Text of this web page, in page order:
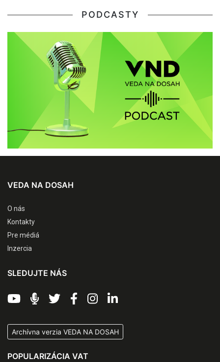
PODCASTY
VEDA NA DOSAH
O nás
Kontakty
Pre médiá
Inzercia
SLEDUJTE NÁS
Archívna verzia VEDA NA DOSAH
POPULARIZÁCIA VAT